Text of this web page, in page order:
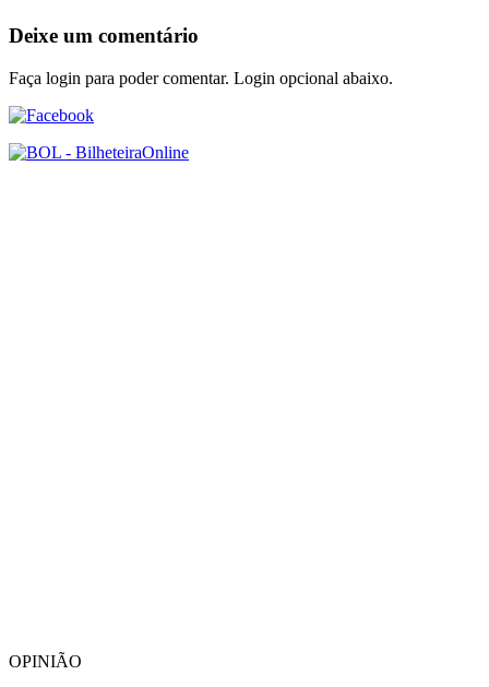
Deixe um comentário
Faça login para poder comentar. Login opcional abaixo.
OPINIÃO